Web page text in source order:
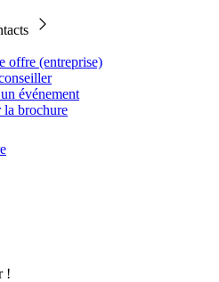
offre (entreprise)
événement
la brochure
!